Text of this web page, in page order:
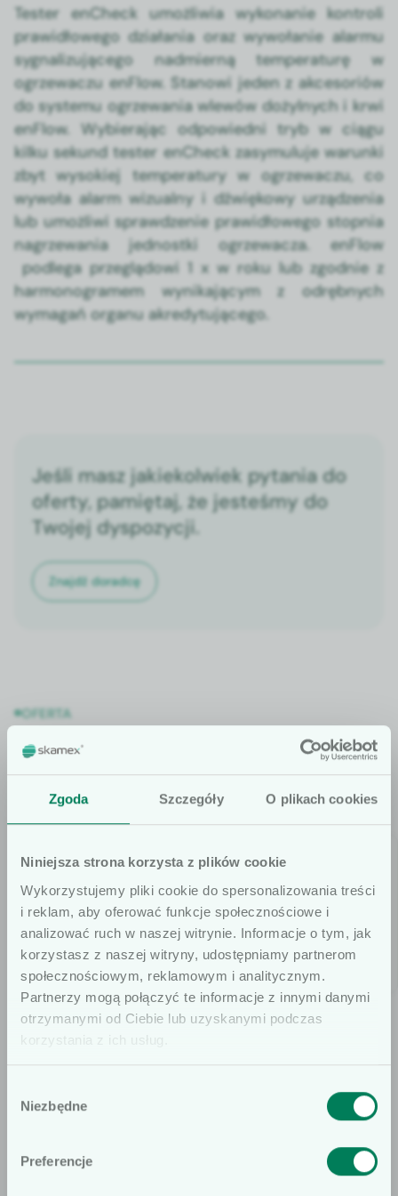
Zgoda Szczegóły O plikach cookies
Niniejsza strona korzysta z plików cookie
Wykorzystujemy pliki cookie do spersonalizowania treści
i reklam, aby oferować funkcje społecznościowe i
analizować ruch w naszej witrynie. Informacje o tym, jak
korzystasz z naszej witryny, udostępniamy partnerom
społecznościowym, reklamowym i analitycznym.
Partnerzy mogą połączyć te informacje z innymi danymi
otrzymanymi od Ciebie lub uzyskanymi podczas
korzystania z ich usług.
zgody
Niezbędne
Preferencje
Tester enCheck umożli­wia wyko­nanie kon­troli
praw­idłowego dzi­ała­nia oraz wywołanie alar­mu
syg­nal­izu­jącego nad­mierną tem­per­aturę w
ogrzewaczu enFlow. Stanowi jeden z akce­soriów
do sys­te­mu ogrze­wa­nia wlewów dożyl­nych i krwi
enFlow. Wybier­a­jąc odpowied­ni tryb w ciągu
kilku sekund tester enCheck zasy­mu­lu­je warun­ki
zbyt wysok­iej tem­per­atu­ry w ogrzewaczu, co
wywoła alarm wiz­ual­ny i dźwiękowy urządzenia
lub umożli­wi sprawdze­nie praw­idłowego stop­nia
nagrze­wa­nia jed­nos­t­ki ogrzewacza. enFlow
podle­ga przeglą­dowi 1 x w roku lub zgod­nie z
har­mono­gramem wynika­ją­cym z odręb­nych
wyma­gań organu akredy­tu­jącego.
Jeśli masz jakiekolwiek pytania do
oferty, pamiętaj, że jesteśmy do
Twojej dyspozycji.
Znajdź doradcę
OFERTA
Sprawdź także
Ogrzewacz enFlow
Ogrzewacz enFlow to
ogrzewania wlewów
Ogrzewacz enFlow wraz
Wkład jednorazowy
enFlow
wkład jednorazowego
systemie ogrzewania
Szanowni użytkownicy
Informujemy, że prezentowane artykuły
profesjonalnie związanych z dziedziną
szczególności, kierujemy ofertę do
osób wykonujących zawód medyczny,